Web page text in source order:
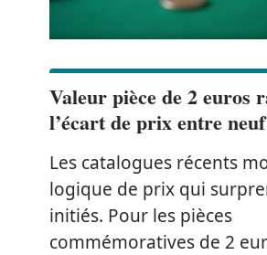
Valeur pièce de 2 euros
l’écart de prix entre
Les catalogues récents
logique de prix qui
initiés. Pour les pièces
commémoratives de 2